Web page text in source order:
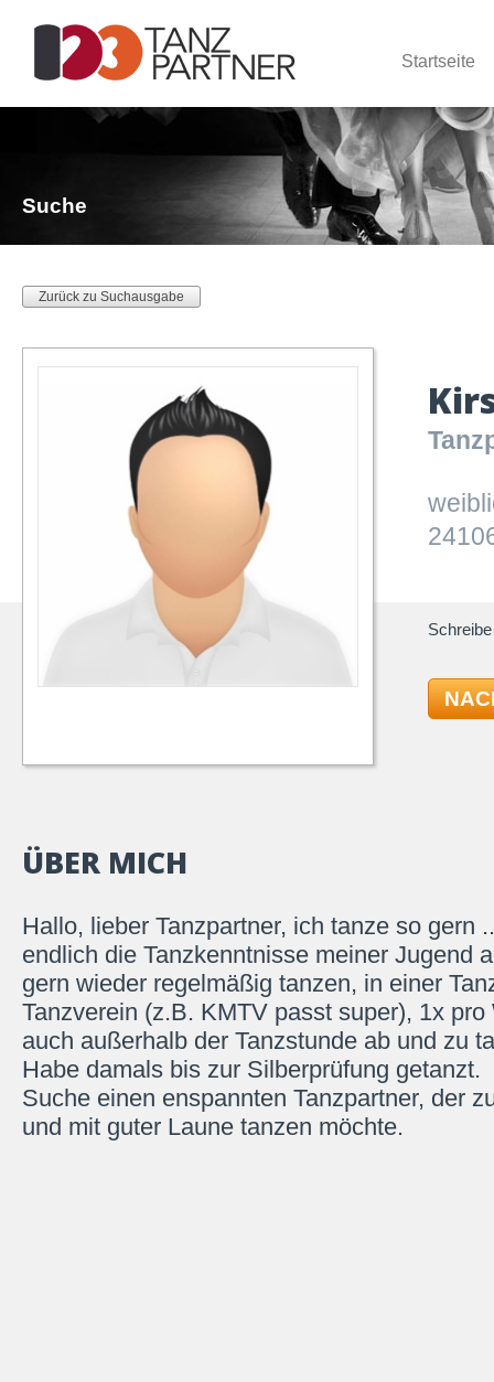
Startseite
Suche
Zurück zu Suchausgabe
ÜBER MICH
Hallo, lieber Tanzpartner, ich tanze so gern
endlich die Tanzkenntnisse meiner Jugend
gern wieder regelmäßig tanzen, in einer
Tanzverein (z.B. KMTV passt super), 1x pro
auch außerhalb der Tanzstunde ab und zu
Habe damals bis zur Silberprüfung getanzt.
Suche einen enspannten Tanzpartner, der
und mit guter Laune tanzen möchte.